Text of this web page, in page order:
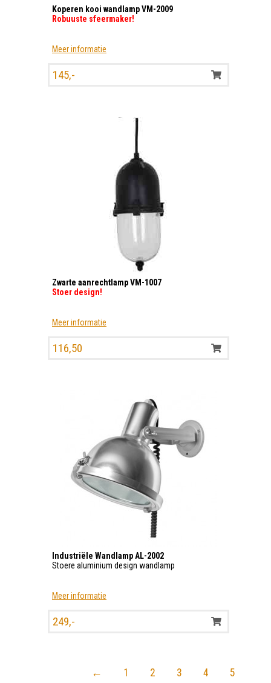
Koperen kooi wandlamp VM-2009
Robuuste sfeermaker!
Meer informatie
145,-
Zwarte aanrechtlamp VM-1007
Stoer design!
Meer informatie
116,50
Industriële Wandlamp AL-2002
Stoere aluminium design wandlamp
Meer informatie
249,-
← 1 2 3 4 5